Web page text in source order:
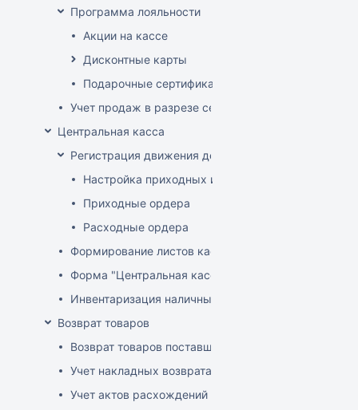
Программа лояльности
Акции на кассе
Дисконтные карты
Подарочные сертификаты
Учет продаж в разрезе секций
Центральная касса
Регистрация движения денег в центральной кассе
Настройка приходных и расходных ордеров
Приходные ордера
Расходные ордера
Формирование листов кассовой книги
Форма "Центральная касса"
Инвентаризация наличных в Центральной кассе
Возврат товаров
Возврат товаров поставщику
Учет накладных возврата товара от покупателей
Учет актов расхождений при возврате товара от